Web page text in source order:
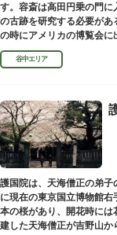
す。容斎は高田円乗の門
の古跡を研究する必要が
の時にアメリカの博覧会
「日本画史」の称を賜りま
谷中エリア
護国院は、天海僧正の弟子
に現在の東京国立博物館
本の桜があり、開花時に
建した天海僧正が吉野山